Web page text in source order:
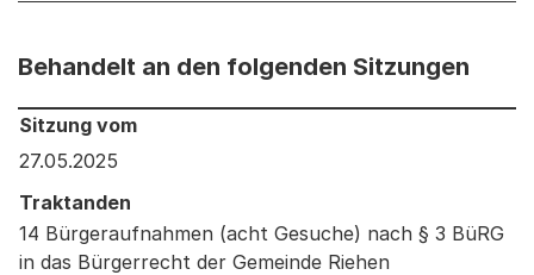
Behandelt an den folgenden Sitzungen
Behandelt an den folgenden Sitzungen: Informationen
Sitzung vom
27.05.2025
Traktanden
14 Bürgeraufnahmen (acht Gesuche) nach § 3 BüRG
in das Bürgerrecht der Gemeinde Riehen